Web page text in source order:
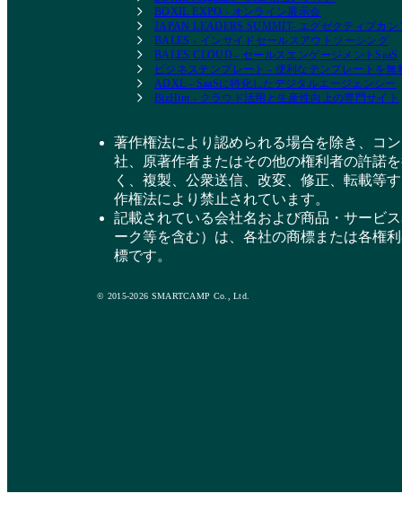
BOXIL EXPO - オンライン展示会
JAPAN LEADERS SUMMIT- エグゼクティブカン
BALES - インサイドセールスアウトソーシング
BALES CLOUD - セールスエンゲージメントSaaS
ビジネステンプレート - 便利なテンプレートを無
ADXL - SaaSに特化したデジタルエージェンシー
BizHint - クラウド活用と生産性向上の専門サイト
著作権法により認められる場合を除き、コ
社、原著作者またはその他の権利者の許諾
く、複製、公衆送信、改変、修正、転載等
作権法により禁止されています。
記載されている会社名および商品・サービ
ーク等を含む）は、各社の商標または各権
標です。
© 2015-2026 SMARTCAMP Co., Ltd.